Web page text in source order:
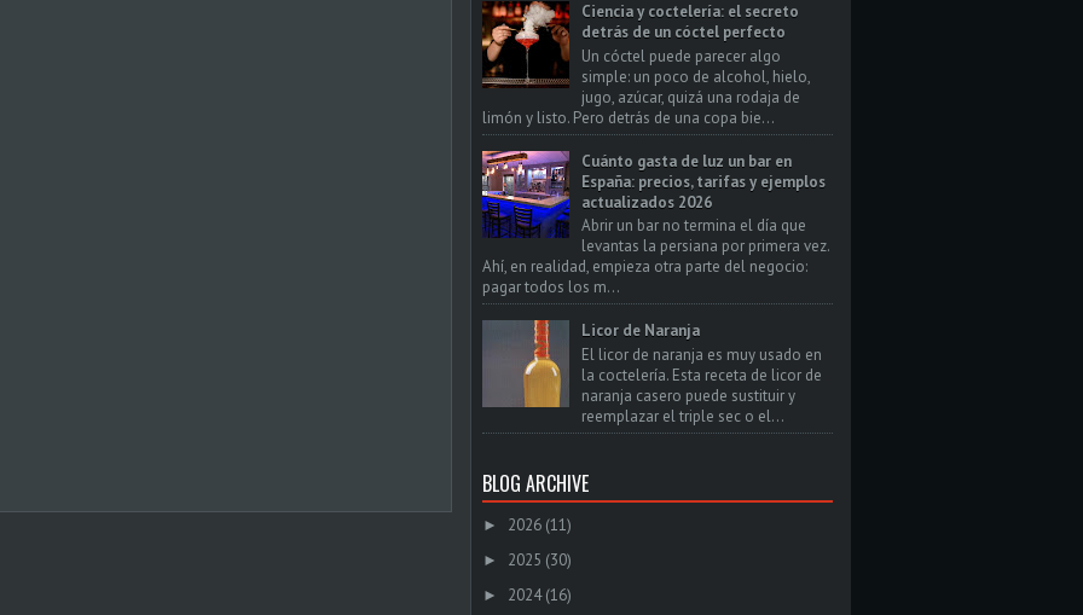
Ciencia y coctelería: el secreto
detrás de un cóctel perfecto
Un cóctel puede parecer algo
simple: un poco de alcohol, hielo,
jugo, azúcar, quizá una rodaja de
limón y listo. Pero detrás de una copa bie...
Cuánto gasta de luz un bar en
España: precios, tarifas y ejemplos
actualizados 2026
Abrir un bar no termina el día que
levantas la persiana por primera vez.
Ahí, en realidad, empieza otra parte del negocio:
pagar todos los m...
Licor de Naranja
El licor de naranja es muy usado en
la coctelería. Esta receta de licor de
naranja casero puede sustituir y
reemplazar el triple sec o el...
BLOG ARCHIVE
► 2026 (11)
► 2025 (30)
► 2024 (16)